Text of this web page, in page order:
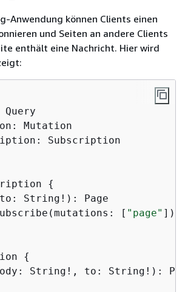
Anwendung können Clients einen
und Seiten an andere Clients
enthält eine Nachricht. Hier wird
Query
Mutation
Subscription
{
String!): Page
[
"page" ])
{
String!, to: String!):